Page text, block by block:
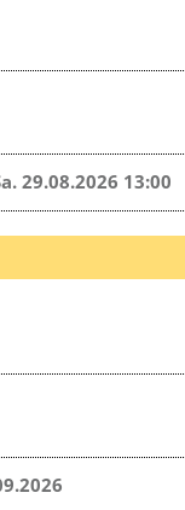
29.08.2026 13:00